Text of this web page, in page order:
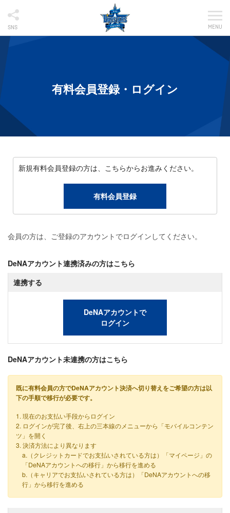
SNS MENU
有料会員登録・ログイン
新規有料会員登録の方は、こちらからお進みください。
有料会員登録
会員の方は、ご登録のアカウントでログインしてください。
DeNAアカウント連携済みの方はこちら
連携する
DeNAアカウントで
ログイン
DeNAアカウント未連携の方はこちら
既に有料会員の方でDeNAアカウント決済へ切り替えをご希望の方は以
下の手順で移行が必要です。
1. 現在のお支払い手段からログイン
2. ログインが完了後、右上の三本線のメニューから「モバイルコンテン
ツ」を開く
3. 決済方法により異なります
a.（クレジットカードでお支払いされている方は）「マイページ」の
「DeNAアカウントへの移行」から移行を進める
b.（キャリアでお支払いされている方は）「DeNAアカウントへの移
行」から移行を進める